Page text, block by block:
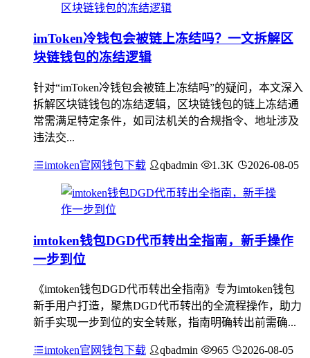
imToken冷钱包会被链上冻结吗？一文拆解区
块链钱包的冻结逻辑
针对“imToken冷钱包会被链上冻结吗”的疑问，本文深入
拆解区块链钱包的冻结逻辑，区块链钱包的链上冻结通
常需满足特定条件，如司法机关的合规指令、地址涉及
违法交...
imtoken官网钱包下载 qbadmin 1.3K 2026-08-05
imtoken钱包DGD代币转出全指南，新手操作
一步到位
《imtoken钱包DGD代币转出全指南》专为imtoken钱包
新手用户打造，聚焦DGD代币转出的全流程操作，助力
新手实现一步到位的安全转账，指南明确转出前需确...
imtoken官网钱包下载 qbadmin 965 2026-08-05